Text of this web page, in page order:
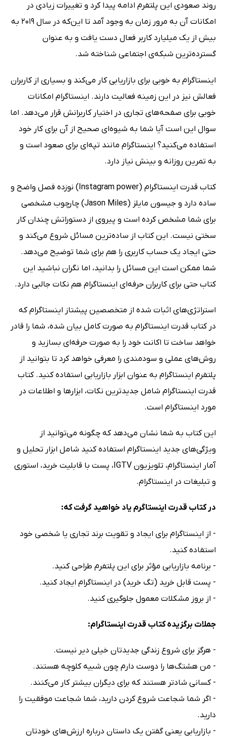
روند صعودی این پلتفرم ادامه پیدا کرد و تغییرات زیادی در
امکانات آن به مرور زمان به وجود آمد تا این‌که در سال 2019 به
بیش از یک میلیارد کاربر فعال دست یافت و به عنوان
گسترده‌ترین شبکه‌ی اجتماعی شناخته شد.
اینستاگرام به خوبی برای بازاریابی کار می‌کند و بسیاری از کاربران
فعالش نیز در این زمینه فعالیت دارند. اینستاگرام امکانات
خوبی برای صفحه‌های تجاری در اختیار کاربرانش قرار می‌دهد. اما
سوال این است آیا شما به شیوه‌ای صحیح از آن برای کار خود
استفاده می‌کنید؟ اینستاگرام مانند تپه‌ای برای صعود است و
به تمرین روزانه و بینش نیاز دارد.
کتاب قدرت اینستاگرام (Instagram power) نوزده فصل واضح و
ساده دارد و جیسون مایلز (Jason Miles) چارچوب مشخصی
برای شما مشخص کرده است و پیروی از دستوراتش چندان کار
سختی نیست. این کتاب از ساده‌ترین مسائل شروع می‌کند و
حتی ایجاد یک حساب کاربری را هم برای شما توضیح می‌دهد.
شما ممکن است این مسائل را بدانید، اما نگران نباشید این
کتاب حتی برای کاربران حرفه‌ای اینستاگرام هم نکات جالبی دارد.
استراتژی‌های اثبات شده از متخصصین پیشتاز اینستاگرام که
در کتاب قدرت اینستاگرام به صورت کامل بیان شده، شما را قادر
خواهد ساخت تا اکانت خود را به صورت حرفه‌ای بسازید و
روش‌های عملی و سودمندی را معرفی خواهد کرد تا بتوانید از
پلتفرم اینستاگرام به عنوان ابزار بازاریابی استفاده کنید. کتاب
قدرت اینستاگرام شامل جدیدترین نکات، ابزارها و اطلاعات در
مورد اینستاگرام است.
این کتاب به شما نشان می‌دهد که چگونه می‌توانید از
ویژگی‌های جدید اینستاگرام استفاده کنید شامل ابزار تحلیل و
آمار اینستاگرام، تلویزیون IGTV، پست با قابلیت خرید، استوری
و تبلیغات در اینستاگرام.
در کتاب قدرت اینستاگرم یاد خواهید گرفت که:
- از اینستاگرام برای ایجاد و تقویت برند تجاری یا شخصی خود
استفاده کنید.
- برنامه بازاریابی مؤثر برای این پلتفرم طراحی کنید.
- پست قابل خرید (تگ خرید) در اینستاگرام ایجاد کنید.
- از بروز مشکلات معمول جلوگیری کنید.
جملات برگزیده کتاب قدرت اینستاگرام:
- هرگز برای شروع زندگی جدیدتان خیلی دیر نیست.
- من هشتگ‌ها را دوست دارم چون شبیه کلوچه هستند.
- کسانی شادتر هستند که برای دیگران بیشتر کار می‌کنند.
- اگر شما شجاعت شروع کردن دارید، شما شجاعت موفقیت را
دارید.
- بازاریابی یعنی گفتن یک داستان درباره ارزش‌های خودتان